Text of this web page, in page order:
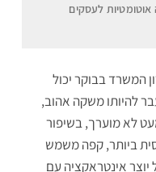
לעסקים
המשרד בבוקר יכול
להיותו משקה אהוב,
לא מוערך, בשיפור
ביותר, קפה משמש
אינטראקציה עם